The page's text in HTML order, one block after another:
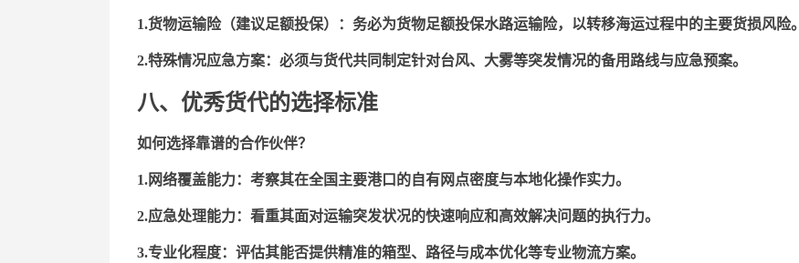
1.货物运输险（建议足额投保）： 务必为货物足额投保水路运输险，以转移海运过程中的主要货损风险。
2.特殊情况应急方案： 必须与货代共同制定针对台风、大雾等突发情况的备用路线与应急预案。
八、优秀货代的选择标准
如何选择靠谱的合作伙伴？
1.网络覆盖能力： 考察其在全国主要港口的自有网点密度与本地化操作实力。
2.应急处理能力： 看重其面对运输突发状况的快速响应和高效解决问题的执行力。
3.专业化程度： 评估其能否提供精准的箱型、路径与成本优化等专业物流方案。